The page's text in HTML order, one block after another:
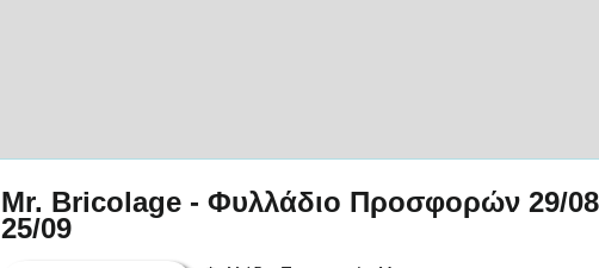
Mr. Bricolage - Φυλλάδιο Προσφορών 29/
25/09